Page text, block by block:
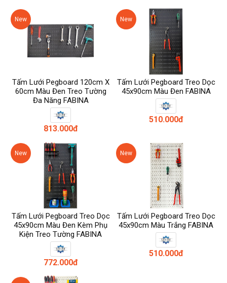
New
Tấm Lưới Pegboard 120cm X
60cm Màu Đen Treo Tường
Đa Năng FABINA
813.000đ
New
Tấm Lưới Pegboard Treo Dọc
45x90cm Màu Đen FABINA
510.000đ
New
Tấm Lưới Pegboard Treo Dọc
45x90cm Màu Đen Kèm Phụ
Kiện Treo Tường FABINA
772.000đ
New
Tấm Lưới Pegboard Treo Dọc
45x90cm Màu Trắng FABINA
510.000đ